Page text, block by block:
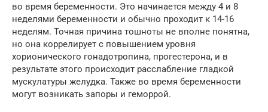
во время беременности. Это начинается между 4 и 8
неделями беременности и обычно проходит к 14-16
неделям. Точная причина тошноты не вполне понятна,
но она коррелирует с повышением уровня
хорионического гонадотропина, прогестерона, и в
результате этого происходит расслабление гладкой
мускулатуры желудка. Также во время беременности
могут возникать запоры и геморрой.